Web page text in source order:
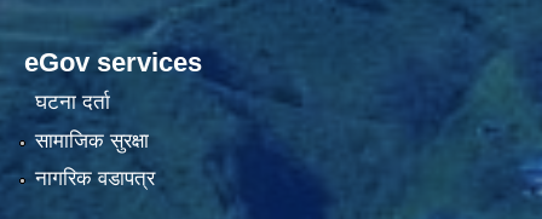
eGov services
घटना दर्ता
सामाजिक सुरक्षा
नागरिक वडापत्र